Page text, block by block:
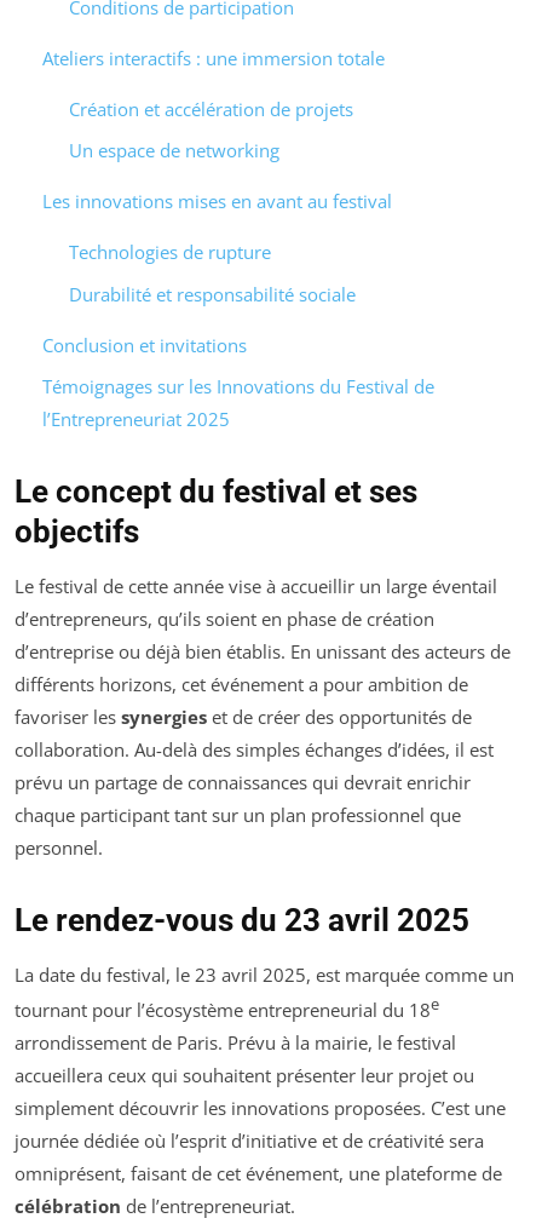
Conditions de participation
Ateliers interactifs : une immersion totale
Création et accélération de projets
Un espace de networking
Les innovations mises en avant au festival
Technologies de rupture
Durabilité et responsabilité sociale
Conclusion et invitations
Témoignages sur les Innovations du Festival de
l’Entrepreneuriat 2025
Le concept du festival et ses
objectifs
Le festival de cette année vise à accueillir un large éventail
d’entrepreneurs, qu’ils soient en phase de création
d’entreprise ou déjà bien établis. En unissant des acteurs de
différents horizons, cet événement a pour ambition de
favoriser les synergies et de créer des opportunités de
collaboration. Au-delà des simples échanges d’idées, il est
prévu un partage de connaissances qui devrait enrichir
chaque participant tant sur un plan professionnel que
personnel.
Le rendez-vous du 23 avril 2025
La date du festival, le 23 avril 2025, est marquée comme un
tournant pour l’écosystème entrepreneurial du 18e
arrondissement de Paris. Prévu à la mairie, le festival
accueillera ceux qui souhaitent présenter leur projet ou
simplement découvrir les innovations proposées. C’est une
journée dédiée où l’esprit d’initiative et de créativité sera
omniprésent, faisant de cet événement, une plateforme de
célébration de l’entrepreneuriat.